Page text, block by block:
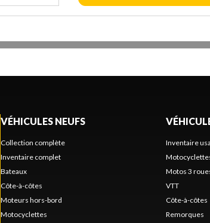
VÉHICULES NEUFS
Collection complète
Inventaire complet
Bateaux
Côte-à-côtes
Moteurs hors-bord
Motocyclettes
Inventaire
Motos 3
VTT
Côte-à-côtes
Remorques